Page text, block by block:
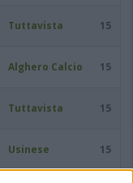
Tuttavista 15
Alghero Calcio 15
Tuttavista 15
Usinese 15